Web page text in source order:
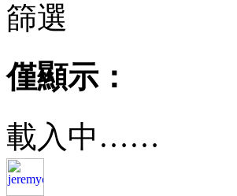
篩選
僅顯示：
載入中……